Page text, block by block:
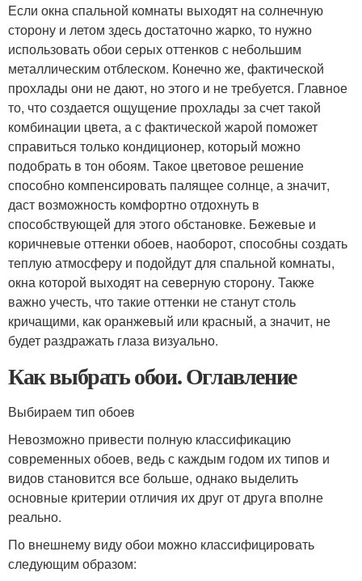
Если окна спальной комнаты выходят на солнечную
сторону и летом здесь достаточно жарко, то нужно
использовать обои серых оттенков с небольшим
металлическим отблеском. Конечно же, фактической
прохлады они не дают, но этого и не требуется. Главное
то, что создается ощущение прохлады за счет такой
комбинации цвета, а с фактической жарой поможет
справиться только кондиционер, который можно
подобрать в тон обоям. Такое цветовое решение
способно компенсировать палящее солнце, а значит,
даст возможность комфортно отдохнуть в
способствующей для этого обстановке. Бежевые и
коричневые оттенки обоев, наоборот, способны создать
теплую атмосферу и подойдут для спальной комнаты,
окна которой выходят на северную сторону. Также
важно учесть, что такие оттенки не станут столь
кричащими, как оранжевый или красный, а значит, не
будет раздражать глаза визуально.
Как выбрать обои. Оглавление
Выбираем тип обоев
Невозможно привести полную классификацию
современных обоев, ведь с каждым годом их типов и
видов становится все больше, однако выделить
основные критерии отличия их друг от друга вполне
реально.
По внешнему виду обои можно классифицировать
следующим образом: